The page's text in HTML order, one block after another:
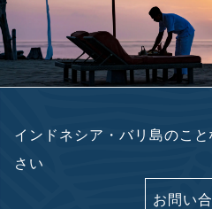
インドネシア・バリ島のこ
さい
お問い